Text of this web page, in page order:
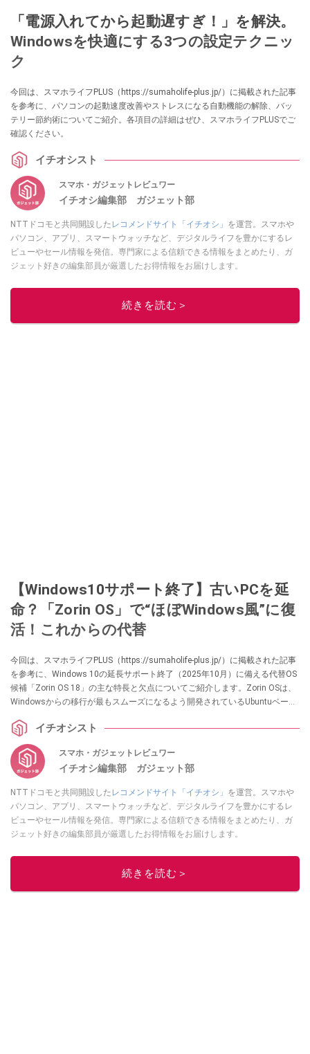
「電源入れてから起動遅すぎ！」を解決。
Windowsを快適にする3つの設定テクニッ
ク
今回は、スマホライフPLUS（https://sumaholife-plus.jp/）に掲載された記事
を参考に、パソコンの起動速度改善やストレスになる自動機能の解除、バッ
テリー節約術についてご紹介。各項目の詳細はぜひ、スマホライフPLUSでご
確認ください。
イチオシスト
スマホ・ガジェットレビュワー
イチオシ編集部 ガジェット部
NTTドコモと共同開設した レコメンドサイト「イチオシ」 を運営。スマホや
パソコン、アプリ、スマートウォッチなど、デジタルライフを豊かにするレ
ビューやセール情報を発信。専門家による信頼できる情報をまとめたり、ガ
ジェット好きの編集部員が厳選したお得情報をお届けします。
このイチオシストの他の記事を読む
続きを読む＞
【Windows10サポート終了】古いPCを延
命？「Zorin OS」で“ほぼWindows風”に復
活！これからの代替
今回は、スマホライフPLUS（https://sumaholife-plus.jp/）に掲載された記事
を参考に、Windows 10の延長サポート終了（2025年10月）に備える代替OS
候補「Zorin OS 18」の主な特長と欠点についてご紹介します。Zorin OSは、
Windowsからの移行が最もスムーズになるよう開発されているUbuntuベース
PLUSでご確認ください。
イチオシスト
スマホ・ガジェットレビュワー
イチオシ編集部 ガジェット部
NTTドコモと共同開設した レコメンドサイト「イチオシ」 を運営。スマホや
パソコン、アプリ、スマートウォッチなど、デジタルライフを豊かにするレ
ビューやセール情報を発信。専門家による信頼できる情報をまとめたり、ガ
ジェット好きの編集部員が厳選したお得情報をお届けします。
このイチオシストの他の記事を読む
続きを読む＞